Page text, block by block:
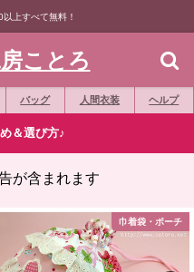
上すべて無料！
ことろ
バッグ 人間衣装 ヘルプ
＆選び方♪
が含まれます
巾着袋・ポーチ